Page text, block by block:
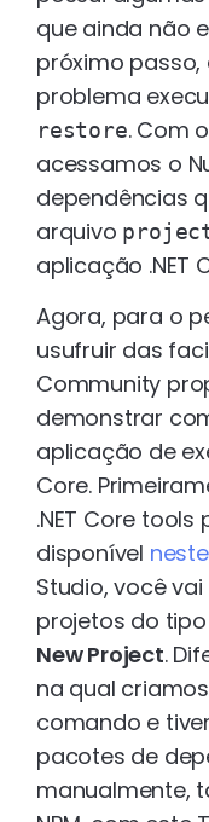
que ainda não
próximo passo,
problema
restore. Com
acessamos o
dependências
arquivo
aplicação .NET
Agora, para o
usufruir das
Community
demonstrar
aplicação de
Core.
.NET Core
disponível
Studio, você
projetos do tipo
New Project.
na qual
comando e
pacotes de
manualmente,